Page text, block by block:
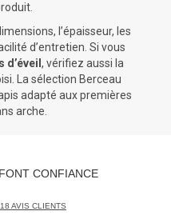
l’épaisseur, les
d’entretien. Si vous
, vérifiez aussi la
La sélection Berceau
adapté aux premières
arche.
CONFIANCE
AVIS CLIENTS